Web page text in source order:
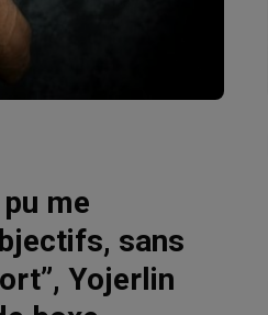
pu me
sans
Yojerlin